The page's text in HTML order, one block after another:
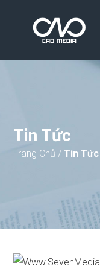
Tin Tức
Trang Chủ / Tin Tức